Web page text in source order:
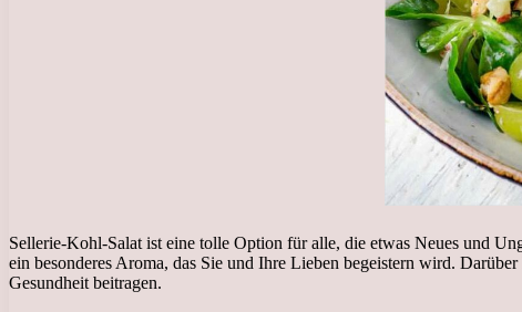
Sellerie-Kohl-Salat ist eine tolle Option für alle, die etwas Neues und
ein besonderes Aroma, das Sie und Ihre Lieben begeistern wird.
Gesundheit beitragen.